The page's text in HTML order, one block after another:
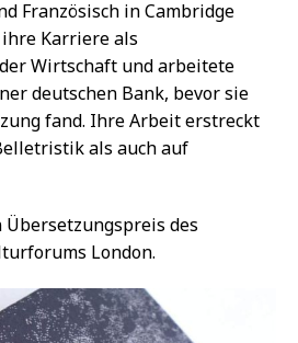
Französisch in Cambridge
Karriere als
Wirtschaft und arbeitete
deutschen Bank, bevor sie
fand. Ihre Arbeit erstreckt
als auch auf
Übersetzungspreis des
London.